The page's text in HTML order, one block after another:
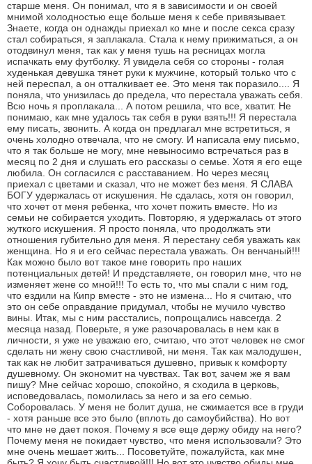
старше меня. Он понимал, что я в зависимости и он своей
мнимой холодностью еще больше меня к себе привязывает.
Знаете, когда он однажды приехал ко мне и после секса сразу
стал собираться, я заплакала. Стала к нему прижиматься, а он
отодвинул меня, так как у меня тушь на ресницах могла
испачкать ему футболку. Я увидела себя со стороны - голая
худенькая девушка тянет руки к мужчине, который только что с
ней переспал, а он отталкивает ее. Это меня так поразило.... Я
поняла, что унизилась до предела, что перестала уважать себя.
Всю ночь я проплакала... А потом решила, что все, хватит. Не
понимаю, как мне удалось так себя в руки взять!!! Я перестала
ему писать, звонить. А когда он предлагал мне встретиться, я
очень холодно отвечала, что не смогу. И написала ему письмо,
что я так больше не могу, мне невыносимо встречаться раз в
месяц по 2 дня и слушать его рассказы о семье. Хотя я его еще
любила. Он согласился с расставанием. Но через месяц
приехал с цветами и сказал, что не может без меня. Я СЛАВА
БОГУ удержалась от искушения. Не сдалась, хотя он говорил,
что хочет от меня ребенка, что хочет пожить вместе. Но из
семьи не собирается уходить. Повторяю, я удержалась от этого
жуткого искушения. Я просто поняла, что продолжать эти
отношения губительно для меня. Я перестану себя уважать как
женщина. Но я и его сейчас перестала уважать. Он венчаный!!!
Как можно было вот такое мне говорить про наших
потенциальных детей! И представляете, он говорил мне, что не
изменяет жене со мной!!! То есть то, что мы спали с ним год,
что ездили на Кипр вместе - это не измена... Но я считаю, что
это он себе оправдание придумал, чтобы не мучило чувство
вины. Итак, мы с ним расстались, попрощались навсегда. 2
месяца назад. Поверьте, я уже разочаровалась в нем как в
личности, я уже не уважаю его, считаю, что этот человек не смог
сделать ни жену свою счастливой, ни меня. Так как малодушен,
так как не любит затрачиваться душевно, привык к комфорту
душевному. Он экономит на чувствах. Так вот, зачем же я вам
пишу? Мне сейчас хорошо, спокойно, я сходила в церковь,
исповедовалась, помолилась за него и за его семью.
Соборовалась. У меня не болит душа, не сжимается все в груди
- хотя раньше все это было (вплоть до самоубийства). Но вот
что мне не дает покоя. Почему я все еще держу обиду на него?
Почему меня не покидает чувство, что меня использовали? Это
мне очень мешает жить... Посоветуйте, пожалуйста, как мне